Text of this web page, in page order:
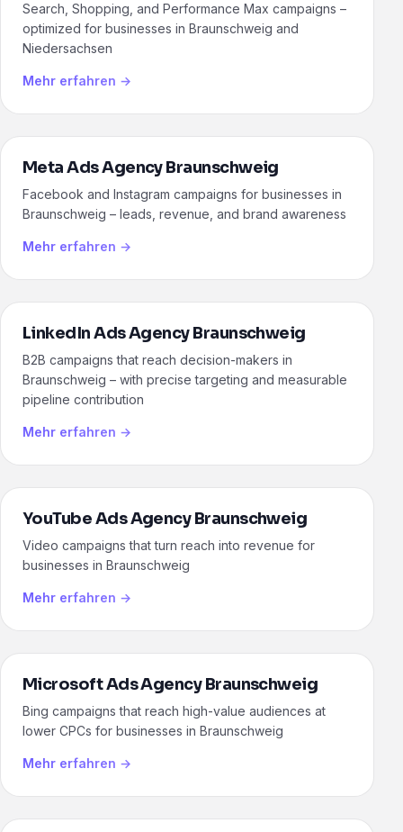
Search, Shopping, and Performance Max campaigns –
optimized for businesses in Braunschweig and
Niedersachsen
Mehr erfahren →
Meta Ads Agency Braunschweig
Facebook and Instagram campaigns for businesses in
Braunschweig – leads, revenue, and brand awareness
Mehr erfahren →
LinkedIn Ads Agency Braunschweig
B2B campaigns that reach decision-makers in
Braunschweig – with precise targeting and measurable
pipeline contribution
Mehr erfahren →
YouTube Ads Agency Braunschweig
Video campaigns that turn reach into revenue for
businesses in Braunschweig
Mehr erfahren →
Microsoft Ads Agency Braunschweig
Bing campaigns that reach high-value audiences at
lower CPCs for businesses in Braunschweig
Mehr erfahren →